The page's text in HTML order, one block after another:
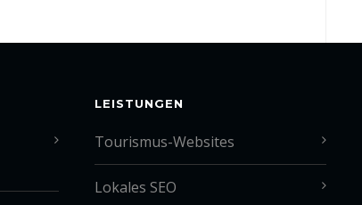
LEISTUNGEN
Tourismus-Websites
Lokales SEO